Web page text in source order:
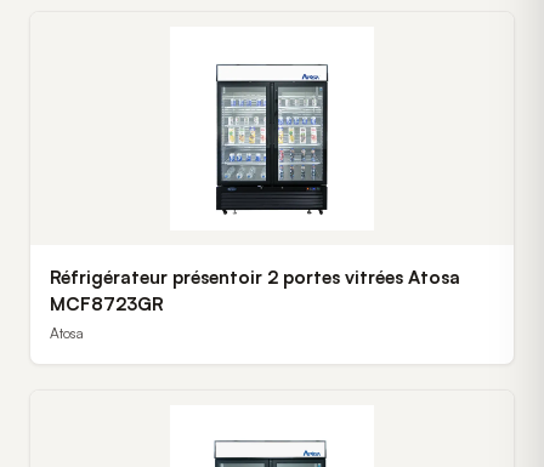
Réfrigérateur présentoir 2 portes vitrées Atosa
MCF8723GR
Atosa